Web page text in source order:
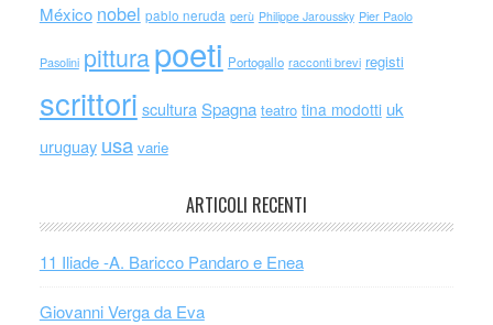
México nobel pablo neruda perù Philippe Jaroussky Pier Paolo
Pasolini pitturapoeti Portogallo racconti brevi registi
scrittori scultura Spagna teatro tina modotti uk
uruguay usa varie
ARTICOLI RECENTI
11 Iliade -A. Baricco Pandaro e Enea
Giovanni Verga da Eva